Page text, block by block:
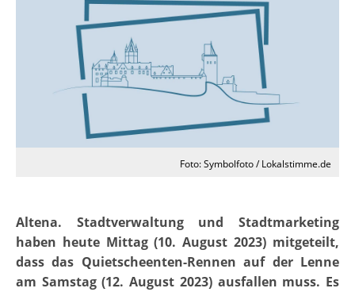
Foto: Symbolfoto / Lokalstimme.de
Altena. Stadtverwaltung und Stadtmarketing
haben heute Mittag (10. August 2023) mitgeteilt,
dass das Quietscheenten-Rennen auf der Lenne
am Samstag (12. August 2023) ausfallen muss. Es